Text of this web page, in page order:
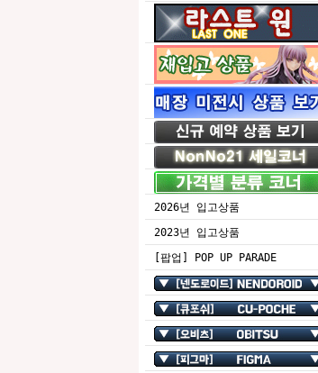
2026년 입고상품
2023년 입고상품
[팝업] POP UP PARADE